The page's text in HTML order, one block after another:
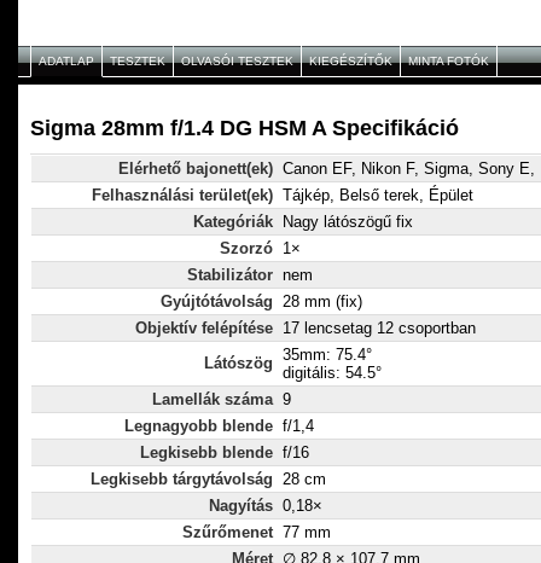
ADATLAP TESZTEK OLVASÓI TESZTEK KIEGÉSZÍTŐK MINTA FOTÓK
Sigma 28mm f/1.4 DG HSM A Specifikáció
Elérhető bajonett(ek) Canon EF, Nikon F, Sigma, Sony E,
Felhasználási terület(ek) Tájkép, Belső terek, Épület
Kategóriák
Nagy látószögű fix
Szorzó 1×
Stabilizátor nem
Gyújtótávolság 28 mm (fix)
Objektív felépítése 17 lencsetag 12 csoportban
Látószög 35mm: 75.4°
digitális: 54.5°
Lamellák száma 9
Legnagyobb blende f/1,4
Legkisebb blende f/16
Legkisebb tárgytávolság 28 cm
Nagyítás 0,18×
Szűrőmenet 77 mm
Méret ∅ 82.8 × 107.7 mm